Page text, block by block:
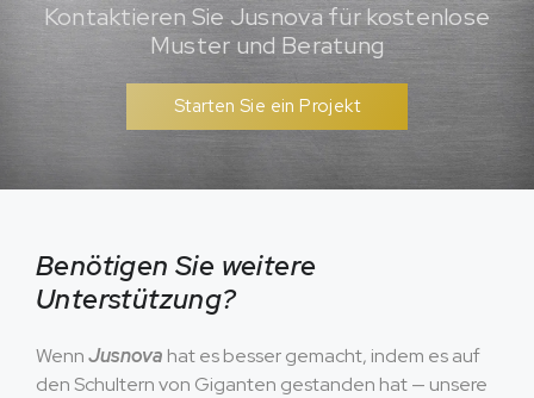
Kontaktieren Sie Jusnova für kostenlose
Muster und Beratung
Starten Sie ein Projekt
Benötigen Sie weitere
Unterstützung?
WennJusnova hat es besser gemacht, indem es auf
den Schultern von Giganten gestanden hat — unsere